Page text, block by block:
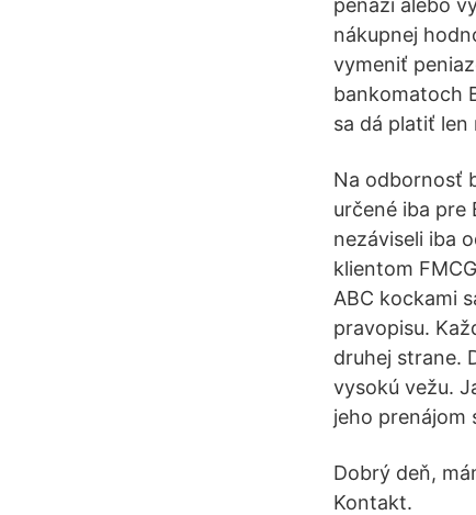
peňazí alebo
nákupnej
vymeniť
bankomatoch
sa dá platiť len
Na odbornosť
určené iba pre
nezáviseli iba
klientom
ABC kockami
pravopisu.
druhej strane.
vysokú vežu.
jeho prenájom
Dobrý deň,
Kontakt.